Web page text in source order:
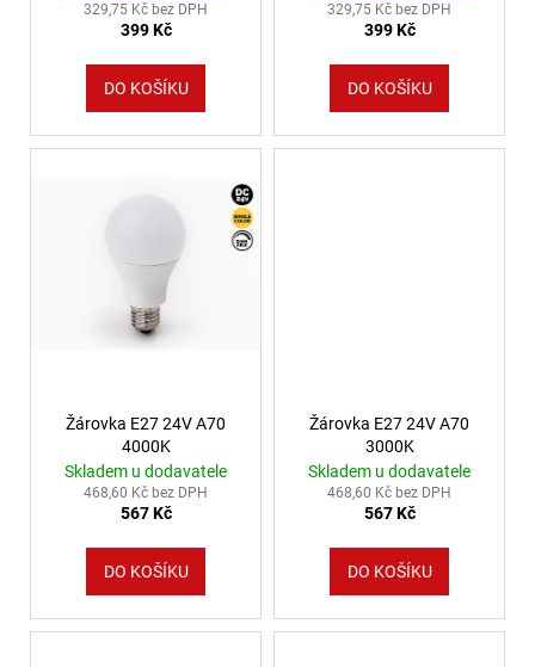
329,75 Kč bez DPH
399 Kč
DO KOŠÍKU
329,75 Kč bez DPH
399 Kč
DO KOŠÍKU
Žárovka E27 24V A70
4000K
Skladem u dodavatele
468,60 Kč bez DPH
567 Kč
DO KOŠÍKU
Žárovka E27 24V A70
3000K
Skladem u dodavatele
468,60 Kč bez DPH
567 Kč
DO KOŠÍKU